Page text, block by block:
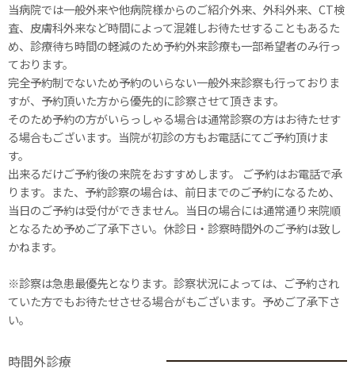
当病院では一般外来や他病院様からのご紹介外来、外科外来、CT検
査、皮膚科外来など時間によって混雑しお待たせすることもあるた
め、診療待ち時間の軽減のため予約外来診療も一部希望者のみ行っ
ております。
完全予約制でないため予約のいらない一般外来診察も行っておりま
すが、予約頂いた方から優先的に診察させて頂きます。
そのため予約の方がいらっしゃる場合は通常診察の方はお待たせす
る場合もございます。当院が初診の方もお電話にてご予約頂けま
す。
出来るだけご予約後の来院をおすすめします。 ご予約はお電話で承
ります。また、予約診察の場合は、前日までのご予約になるため、
当日のご予約は受付ができません。当日の場合には通常通り来院順
となるため予めご了承下さい。休診日・診察時間外のご予約は致し
かねます。
※診察は急患最優先となります。診察状況によっては、ご予約され
ていた方でもお待たせさせる場合がもございます。予めご了承下さ
い。
時間外診療